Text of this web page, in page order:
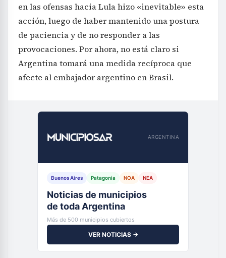
en las ofensas hacia Lula hizo «inevitable» esta
acción, luego de haber mantenido una postura
de paciencia y de no responder a las
provocaciones. Por ahora, no está claro si
Argentina tomará una medida recíproca que
afecte al embajador argentino en Brasil.
ARGENTINA
Buenos Aires Patagonia NOA NEA
Noticias de municipios
de toda Argentina
Más de 500 municipios cubiertos
VER NOTICIAS →